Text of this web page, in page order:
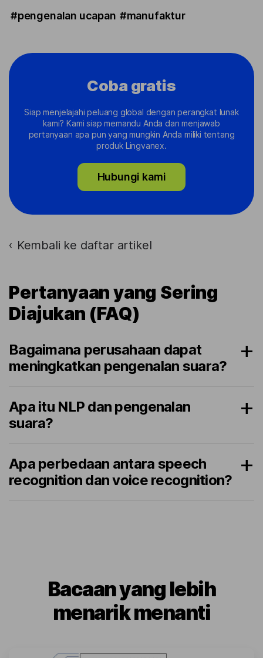
#pengenalan ucapan #manufaktur
Coba gratis
Siap menjelajahi peluang global dengan perangkat lunak
kami? Kami siap memandu Anda dan menjawab
pertanyaan apa pun yang mungkin Anda miliki tentang
produk Lingvanex.
Hubungi kami
› Kembali ke daftar artikel
Pertanyaan yang Sering
Diajukan (FAQ)
Bagaimana perusahaan dapat
meningkatkan pengenalan suara?
Apa itu NLP dan pengenalan
suara?
Apa perbedaan antara speech
recognition dan voice recognition?
Bacaan yang lebih
menarik menanti